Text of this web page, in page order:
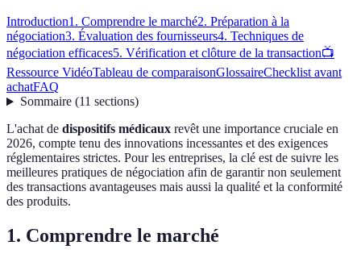
Introduction1. Comprendre le marché2. Préparation à la
négociation3. Évaluation des fournisseurs4. Techniques de
négociation efficaces5. Vérification et clôture de la transaction📺
Ressource VidéoTableau de comparaisonGlossaireChecklist avant
achatFAQ
Sommaire(11 sections)
L'achat de dispositifs médicaux revêt une importance cruciale en
2026, compte tenu des innovations incessantes et des exigences
réglementaires strictes. Pour les entreprises, la clé est de suivre les
meilleures pratiques de négociation afin de garantir non seulement
des transactions avantageuses mais aussi la qualité et la conformité
des produits.
1. Comprendre le marché